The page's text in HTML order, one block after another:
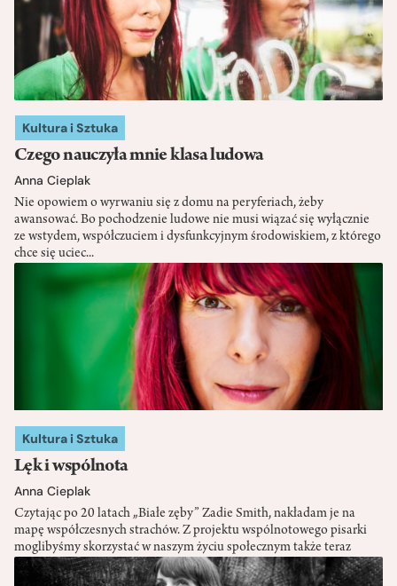
Kultura i Sztuka
Czego nauczyła mnie klasa ludowa
Anna Cieplak
Nie opowiem o wyrwaniu się z domu na peryferiach, żeby
awansować. Bo pochodzenie ludowe nie musi wiązać się wyłącznie
ze wstydem, współczuciem i dysfunkcyjnym środowiskiem, z którego
chce się uciec...
Kultura i Sztuka
Lęk i wspólnota
Anna Cieplak
Czytając po 20 latach „Białe zęby” Zadie Smith, nakładam je na
mapę współczesnych strachów. Z projektu wspólnotowego pisarki
moglibyśmy skorzystać w naszym życiu społecznym także teraz